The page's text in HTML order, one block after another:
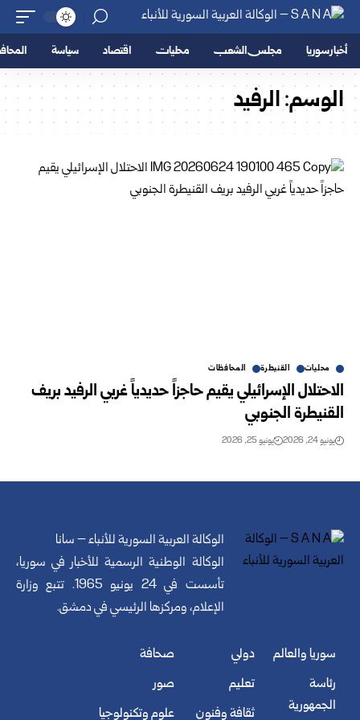
أخبار سوريا مجلس الشعب محليات اقتصاد سياسة
الوسم:الرفيد
محليات القنيطرة المحافظات
الاحتلال الإسرائيلي يقيم حاجزاً حديدياً غربي الرفيد بريف
القنيطرة الجنوبي
يونيو 24, 2026 يونيو 25, 2026
الوكالة العربية السورية للأنباء – سانا
الوكالة الوطنية الرسمية للأخبار في سوريا،
تأسست في 24 يونيو 1965. تتبع وزارة
الإعلام، ومركزها الرئيسي في دمشق.
سوريا والعالم
رئاسة
الجمهورية
دولي
تعليم
ثقافة وفنون
صحافة
صور
علوم وتكنولوجيا